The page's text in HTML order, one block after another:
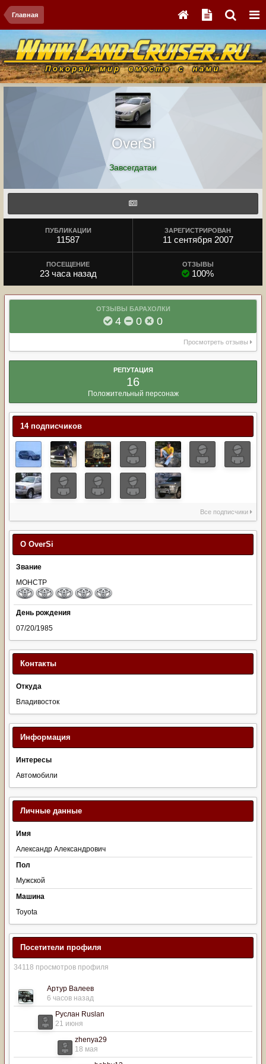
Главная
OverSi
Завсегдатаи
ПУБЛИКАЦИИ
11587
ЗАРЕГИСТРИРОВАН
11 сентября 2007
ПОСЕЩЕНИЕ
23 часа назад
ОТЗЫВЫ
100%
ОТЗЫВЫ БАРАХОЛКИ
4 0 0
Просмотреть отзывы
РЕПУТАЦИЯ
16
Положительный персонаж
14 подписчиков
Все подписчики
О OverSi
Звание
МОНСТР
День рождения
07/20/1985
Контакты
Откуда
Владивосток
Информация
Интересы
Автомобили
Личные данные
Имя
Александр Александрович
Пол
Мужской
Машина
Toyota
Посетители профиля
34118 просмотров профиля
Артур Валеев
6 часов назад
Руслан Ruslan
21 июня
zhenya29
18 мая